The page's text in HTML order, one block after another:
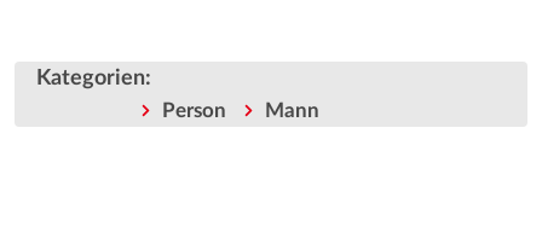
Kategorien:
Person Mann